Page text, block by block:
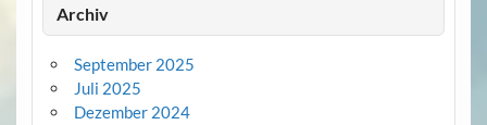
Archiv
September 2025
Juli 2025
Dezember 2024